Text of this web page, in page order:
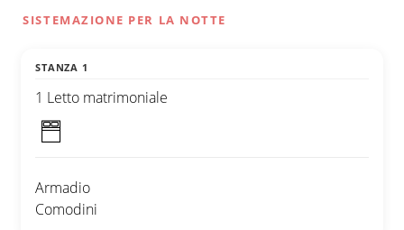
SISTEMAZIONE PER LA NOTTE
STANZA 1
1 Letto matrimoniale
Armadio
Comodini